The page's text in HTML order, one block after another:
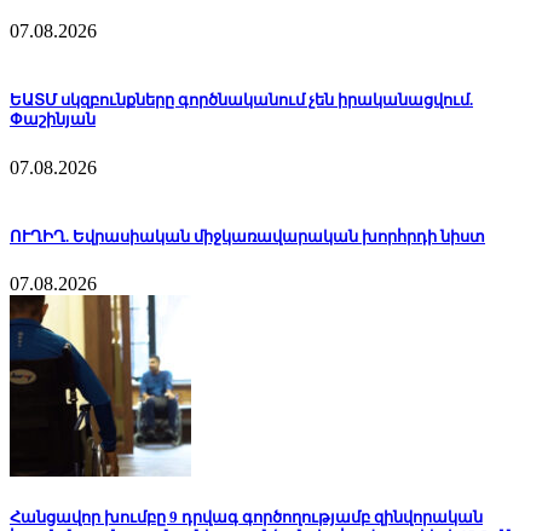
07.08.2026
ԵԱՏՄ սկզբունքները գործնականում չեն իրականացվում.
Փաշինյան
07.08.2026
ՈՒՂԻՂ. Եվրասիական միջկառավարական խորհրդի նիստ
07.08.2026
Հանցավոր խումբը 9 դրվագ գործողությամբ զինվորական